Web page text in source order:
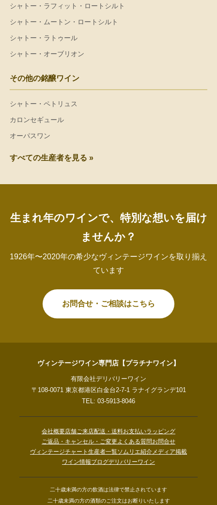
シャトー・ラフィット・ロートシルト
シャトー・ムートン・ロートシルト
シャトー・ラトゥール
シャトー・オーブリオン
その他の銘醸ワイン
シャトー・ペトリュス
カロンセギュール
オーパスワン
すべての生産者を見る »
生まれ年のワインで、特別な想いを届け
ませんか？
1926年〜2020年の希少なヴィンテージワインを取り揃え
ています
お問合せ・ご相談はこちら
ヴィンテージワイン専門店【プラチナワイン】
有限会社デリバリーワイン
〒108-0071 東京都港区白金台2-7-1 ラナイグランデ101
TEL: 03-5913-8046
会社概要店舗ご来店配送・送料お支払いラッピング
ご返品・キャンセル・ご変更よくある質問お問合せ
ヴィンテージチャート 生産者一覧ソムリエ紹介メディア掲載
ワイン情報ブログデリバリーワイン
二十歳未満の方の飲酒は法律で禁止されています
二十歳未満の方の酒類のご注文はお断りいたします